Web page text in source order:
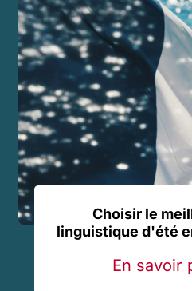
Choisir le
linguistique d'été
En savoir